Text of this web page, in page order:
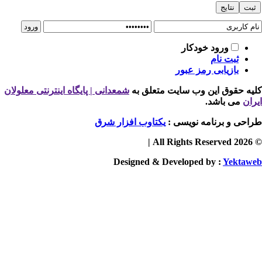
ورود خودکار
ثبت نام
بازیابی رمز عبور
حقوق این وب سایت متعلق بهشمعدانی | پایگاه اینترنتی معلولان
می باشد.
و برنامه نویسی : یکتاوب افزار شرق
©
Designed & Developed by :